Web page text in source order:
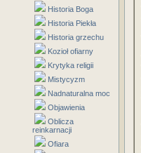
Historia Boga
Historia Piekła
Historia grzechu
Kozioł ofiarny
Krytyka religii
Mistycyzm
Nadnaturalna moc
Objawienia
Oblicza
reinkarnacji
Ofiara